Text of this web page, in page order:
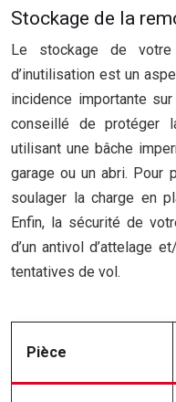
Stockage de la
Le stockage de
d’inutilisation est un
incidence importante
conseillé de protéger
utilisant une bâche
garage ou un abri. Pour
soulager la charge en
Enfin, la sécurité de
d’un antivol d’attelage
tentatives de vol.
Pièce